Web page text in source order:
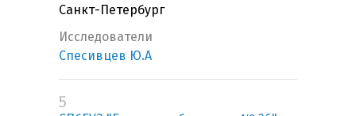
Санкт-Петербург
Исследователи
Спесивцев Ю.А
5